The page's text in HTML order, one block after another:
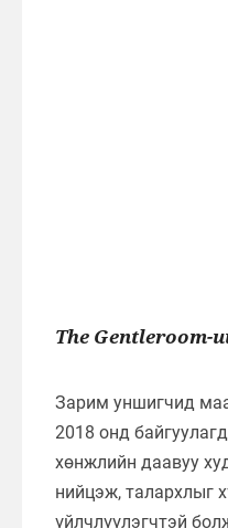
The
Зарим уншигчид
2018 онд
хөнжлийн даавуу
нийцэж, талархлыг
үйлчлүүлэгчтэй